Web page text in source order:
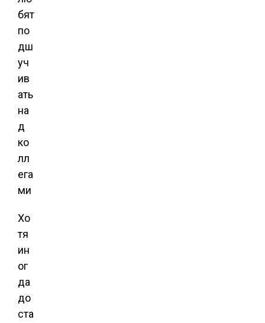
Хо
тя
ин
ог
да
до
ста